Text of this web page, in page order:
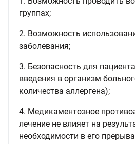
группах;
2. Возможность
заболевания;
3. Безопасность для
введения в организм
количества аллергена);
4. Медикаментозное
лечение не влияет на
необходимости в его